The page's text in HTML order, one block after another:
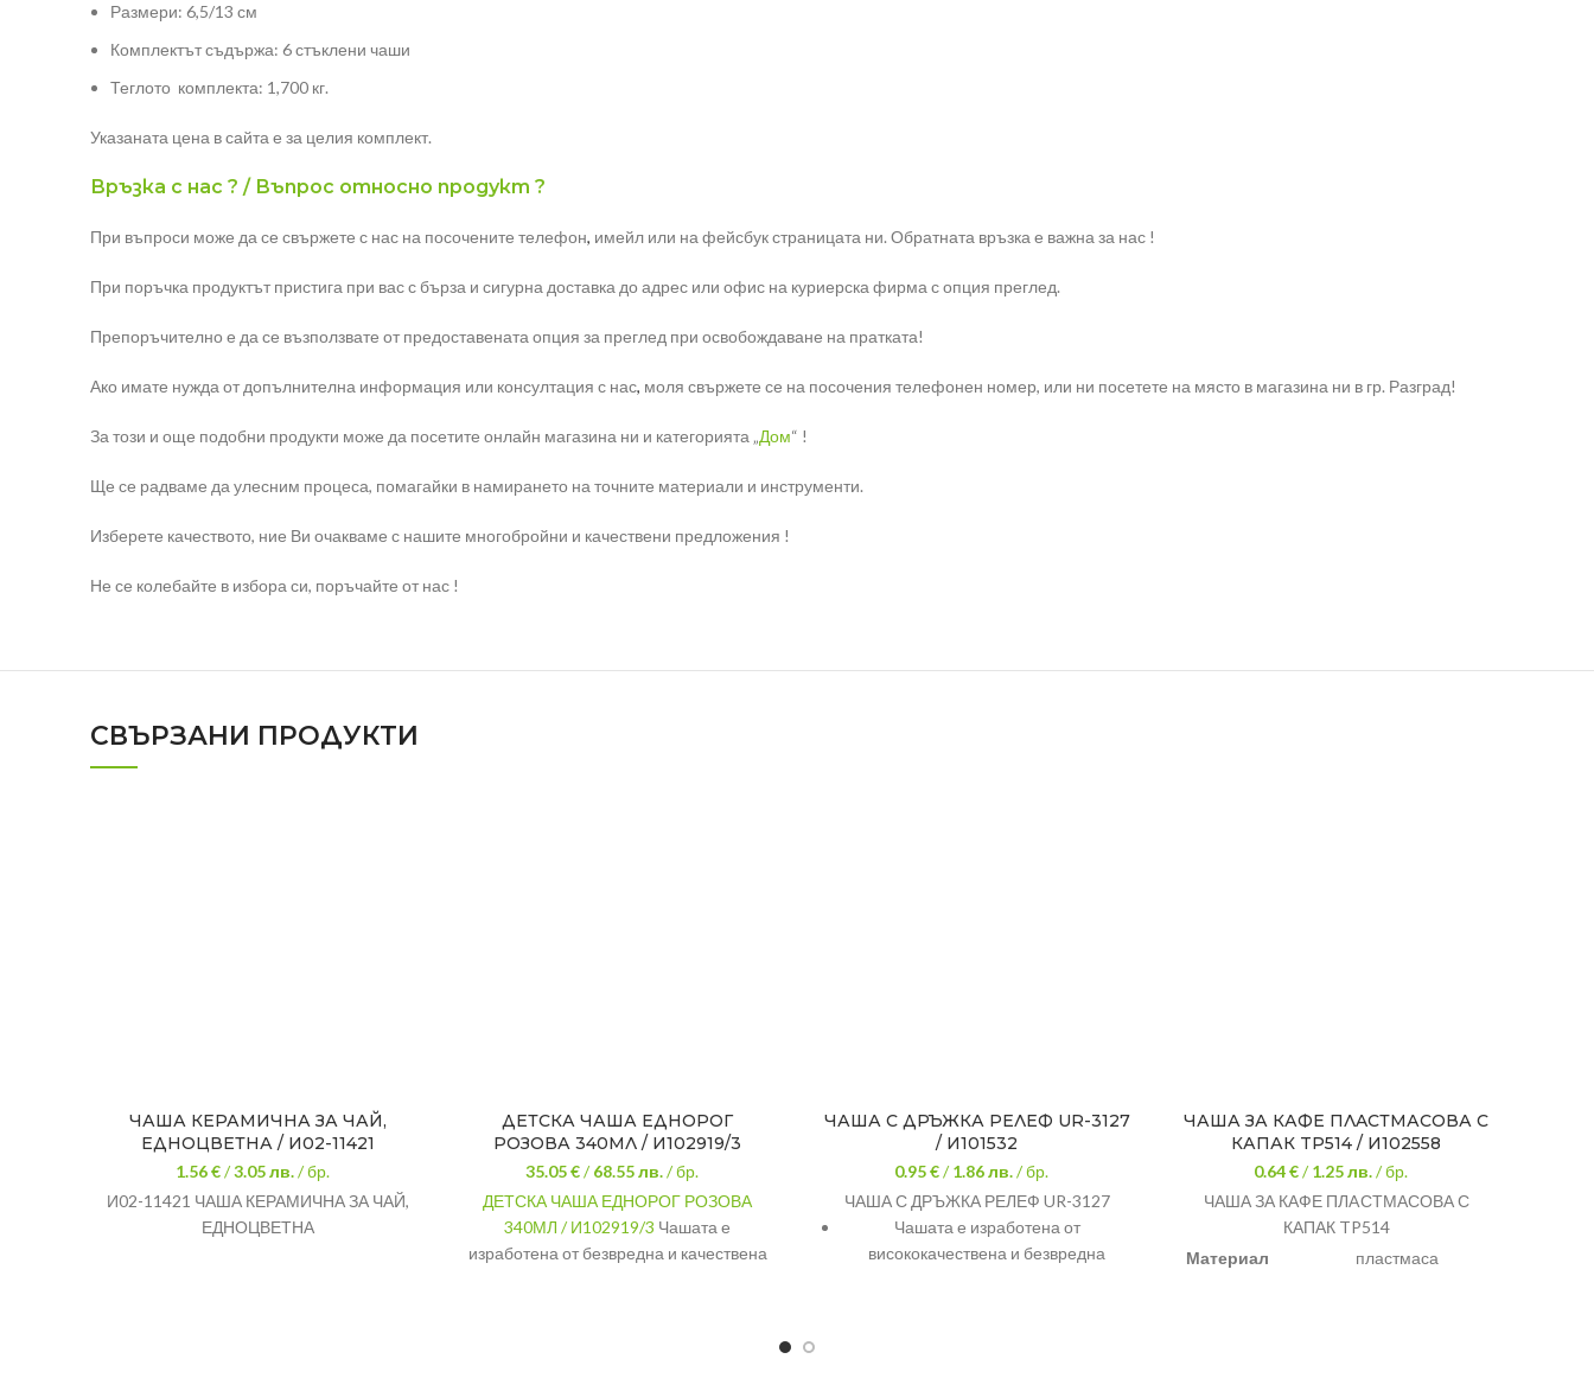
Размери: 6,5/13 см
Комплектът съдържа: 6 стъклени чаши
Теглото комплекта: 1,700 кг.
Указаната цена в сайта е за целия комплект.
Връзка с нас ? / Въпрос относно продукт ?
При въпроси може да се свържете с нас на посочените телефон, имейл или на фейсбук страницата ни. Обратната връзка е важна за нас !
При поръчка продуктът пристига при вас с бърза и сигурна доставка до адрес или офис на куриерска фирма с опция преглед.
Препоръчително е да се възползвате от предоставената опция за преглед при освобождаване на пратката!
Ако имате нужда от допълнителна информация или консултация с нас, моля свържете се на посочения телефонен номер, или ни посетете на място в магазина ни в гр. Разград!
За този и още подобни продукти може да посетите онлайн магазина ни и категорията „Дом“ !
Ще се радваме да улесним процеса, помагайки в намирането на точните материали и инструменти.
Изберете качеството, ние Ви очакваме с нашите многобройни и качествени предложения !
Не се колебайте в избора си, поръчайте от нас !
СВЪРЗАНИ ПРОДУКТИ
ЧАША КЕРАМИЧНА ЗА ЧАЙ,
ЕДНОЦВЕТНА / И02-11421
1.56 €/3.05лв. / бр.
И02-11421 ЧАША КЕРАМИЧНА ЗА ЧАЙ,
ЕДНОЦВЕТНА
ДЕТСКА ЧАША ЕДНОРОГ
РОЗОВА 340МЛ / И102919/3
35.05 €/68.55лв. / бр.
ДЕТСКА ЧАША ЕДНОРОГ РОЗОВА
340МЛ / И102919/3 Чашата е
изработена от безвредна и качествена
ЧАША С ДРЪЖКА РЕЛЕФ UR-3127
/ И101532
0.95 €/1.86лв. / бр.
ЧАША С ДРЪЖКА РЕЛЕФ UR-3127
Чашата е изработена от
висококачествена и безвредна
ЧАША ЗА КАФЕ ПЛAСТМАСОВА С
КАПАК TP514 / И102558
0.64 €/1.25лв. / бр.
ЧАША ЗА КАФЕ ПЛAСТМАСОВА С
КАПАК TP514
Материал
пластмаса